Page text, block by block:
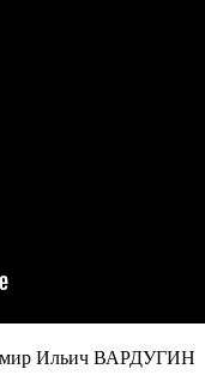
Ильич ВАРДУГИН